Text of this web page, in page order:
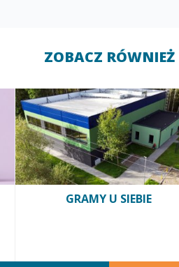
ZOBACZ RÓWNIEŻ
GRAMY U SIEBIE